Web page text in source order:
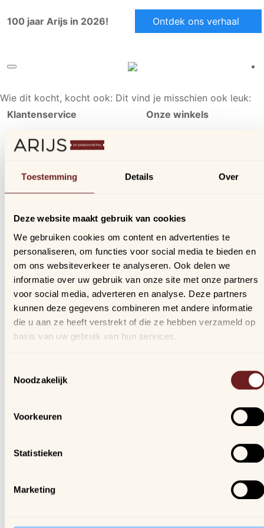
Toestemming Details Over
Deze website maakt gebruik van cookies
We gebruiken cookies om content en advertenties te
personaliseren, om functies voor social media te bieden en
om ons websiteverkeer te analyseren. Ook delen we
informatie over uw gebruik van onze site met onze partners
voor social media, adverteren en analyse. Deze partners
kunnen deze gegevens combineren met andere informatie
die u aan ze heeft verstrekt of die ze hebben verzameld op
basis van uw gebruik van hun services.
Noodzakelijk
Voorkeuren
Statistieken
Marketing
100 jaar Arijs in 2026! Ontdek ons verhaal
Wie dit kocht, kocht ook: Dit vind je misschien ook leuk:
Houtmarkt 6
Openingsuren winkel:
Klantenservice
Ons aanbod
Verzending & bezorging
Retourneren & ruilen
Online geschillen
Inloggen
Profiel
Bestellingen
Verlanglijstje
Veelgestelde vragen
Onze winkels
Samdam Nijvel
Nieuwsbrief
ontvang een kortingscode van 10%!